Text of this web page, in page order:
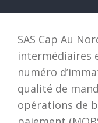
SAS Cap Au
intermédiaires
numéro
qualité de
opérations de